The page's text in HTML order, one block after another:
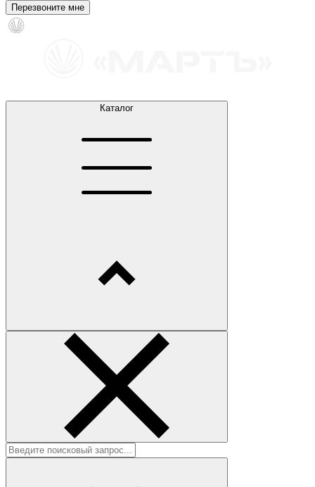
Перезвоните мне
Каталог